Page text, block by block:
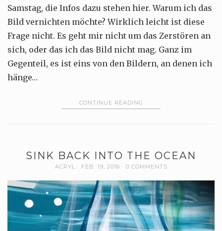
Samstag, die Infos dazu stehen hier. Warum ich das
Bild vernichten möchte? Wirklich leicht ist diese
Frage nicht. Es geht mir nicht um das Zerstören an
sich, oder das ich das Bild nicht mag. Ganz im
Gegenteil, es ist eins von den Bildern, an denen ich
hänge…
CONTINUE READING
SINK BACK INTO THE OCEAN
ACRYL FEB. 19, 2016 0 COMMENTS